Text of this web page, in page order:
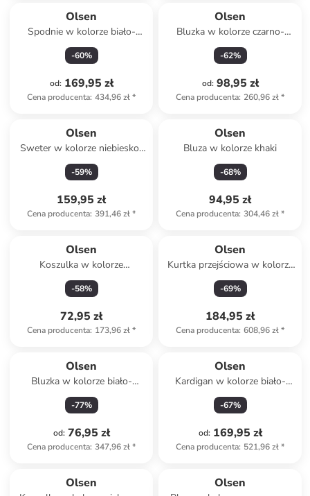
Olsen
Spodnie w kolorze biało-
czarnym
-60%
od: 169,95 zł
Cena producenta: 434,96 zł*
Olsen
Bluzka w kolorze czarno-
białym
-62%
od: 98,95 zł
Cena producenta: 260,96 zł*
Olsen
Sweter w kolorze niebiesko-
kremowym
-59%
159,95 zł
Cena producenta: 391,46 zł*
Olsen
Bluza w kolorze khaki
-68%
94,95 zł
Cena producenta: 304,46 zł*
Olsen
Koszulka w kolorze
granatowo-białym
-58%
72,95 zł
Cena producenta: 173,96 zł*
Olsen
Kurtka przejściowa w kolorze
kremowym
-69%
184,95 zł
Cena producenta: 608,96 zł*
Olsen
Bluzka w kolorze biało-
czarno-granatowym
-77%
od: 76,95 zł
Cena producenta: 347,96 zł*
Olsen
Kardigan w kolorze biało-
czarnym
-67%
od: 169,95 zł
Cena producenta: 521,96 zł*
Olsen Olsen